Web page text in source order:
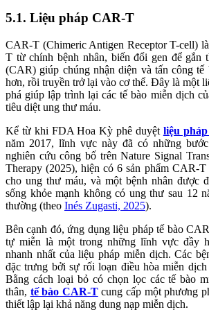
5.1. Liệu pháp CAR-T
CAR-T (Chimeric Antigen Receptor T-cell)
T từ chính bệnh nhân, biến đổi gen để gắn
(CAR) giúp chúng nhận diện và tấn công tế
hơn, rồi truyền trở lại vào cơ thể. Đây là một
phá giúp lập trình lại các tế bào miễn dịch
tiêu diệt ung thư máu.
Kể từ khi FDA Hoa Kỳ phê duyệt liệu
năm 2017, lĩnh vực này đã có những
nghiên cứu công bố trên Nature Signal
Therapy (2025), hiện có 6 sản phẩm CAR-
cho ung thư máu, và một bệnh nhân được
sống khỏe mạnh không có ung thư sau 12
thường (theo Inés Zugasti, 2025).
Bên cạnh đó, ứng dụng liệu pháp tế bào
tự miễn là một trong những lĩnh vực đầy
nhanh nhất của liệu pháp miễn dịch. Các
đặc trưng bởi sự rối loạn điều hòa miễn
Bằng cách loại bỏ có chọn lọc các tế bào
thân, tế bào CAR-Tcung cấp một phương
thiết lập lại khả năng dung nạp miễn dịch.